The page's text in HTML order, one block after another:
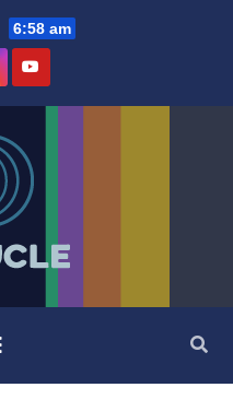
6:58 am